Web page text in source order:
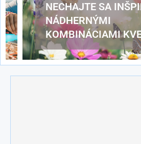
NECHAJTE SA
NÁDHERNÝMI
KOMBINÁCIAMI